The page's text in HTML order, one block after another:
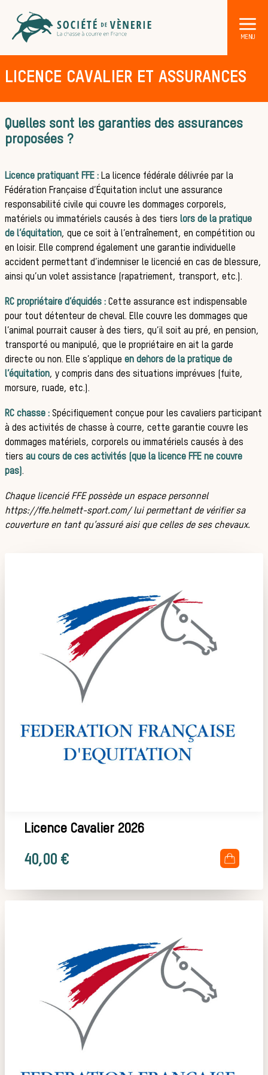
Les acteurs de la vènerie
Les animaux
sauvages
Les chiens de
meute
Les chevaux
de chasse
La vènerie contemporaine
Chasser les
idées reçues
Bien-être
animal
Héritage
Histoire de la
chasse à
courre
LICENCE CAVALIER ET ASSURANCES
Quelles sont les garanties des assurances
proposées ?
Licence pratiquant FFE : La licence fédérale délivrée par la
Fédération Française d’Équitation inclut une assurance
responsabilité civile qui couvre les dommages corporels,
matériels ou immatériels causés à des tiers lors de la pratique
de l’équitation, que ce soit à l’entraînement, en compétition ou
en loisir. Elle comprend également une garantie individuelle
accident permettant d’indemniser le licencié en cas de blessure,
ainsi qu’un volet assistance (rapatriement, transport, etc.).
RC propriétaire d’équidés : Cette assurance est indispensable
pour tout détenteur de cheval. Elle couvre les dommages que
l’animal pourrait causer à des tiers, qu’il soit au pré, en pension,
transporté ou manipulé, que le propriétaire en ait la garde
directe ou non. Elle s’applique en dehors de la pratique de
l’équitation, y compris dans des situations imprévues (fuite,
morsure, ruade, etc.).
RC chasse : Spécifiquement conçue pour les cavaliers participant
à des activités de chasse à courre, cette garantie couvre les
dommages matériels, corporels ou immatériels causés à des
tiers au cours de ces activités (que la licence FFE ne couvre
pas) .
Chaque licencié FFE possède un espace personnel
https://ffe.helmett-sport.com/ lui permettant de vérifier sa
couverture en tant qu’assuré aisi que celles de ses chevaux.
Licence Cavalier 2026
.
40,00 €